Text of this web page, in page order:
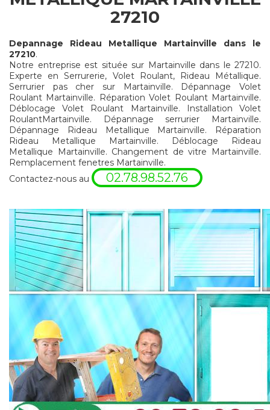
27210
Depannage Rideau Metallique Martainville dans le
27210.
Notre entreprise est située sur Martainville dans le 27210.
Experte en Serrurerie, Volet Roulant, Rideau Métallique.
Serrurier pas cher sur Martainville. Dépannage Volet
Roulant Martainville. Réparation Volet Roulant Martainville.
Déblocage Volet Roulant Martainville. Installation Volet
RoulantMartainville. Dépannage serrurier Martainville.
Dépannage Rideau Metallique Martainville. Réparation
Rideau Metallique Martainville. Déblocage Rideau
Metallique Martainville. Changement de vitre Martainville.
Remplacement fenetres Martainville.
Contactez-nous au
02.78.98.52.76